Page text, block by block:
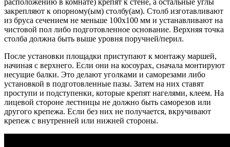
расположению в комнате) крепят к стене, а остальные углы
закрепляют к опорному(ым) столбу(ам). Столб изготавливают
из бруса сечением не меньше 100х100 мм и устанавливают на
чистовой пол либо подготовленное основание. Верхняя точка
столба должна быть выше уровня поручней/перил.
После установки площадки приступают к монтажу маршей,
начиная с верхнего. Если они на косоурах, сначала монтируют
несущие балки. Это делают уголками и саморезами либо
установкой в подготовленные пазы. Затем на них ставят
проступи и подступенки, которые крепят нагелями, клеем. На
лицевой стороне лестницы не должно быть саморезов или
другого крепежа. Если без них не получается, вкручивают
крепеж с внутренней или нижней стороны.